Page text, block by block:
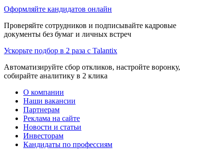
Оформляйте кандидатов онлайн
Проверяйте сотрудников и подписывайте кадровые
документы без бумаг и личных встреч
Ускорьте подбор в 2 раза с Talantix
Автоматизируйте сбор откликов, настройте воронку,
собирайте аналитику в 2 клика
О компании
Наши вакансии
Партнерам
Реклама на сайте
Новости и статьи
Инвесторам
Кандидаты по профессиям